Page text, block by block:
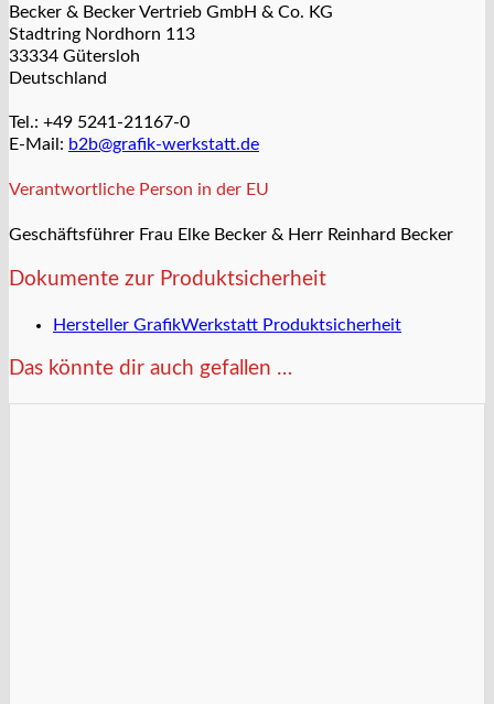
Becker & Becker Vertrieb GmbH & Co. KG
Stadtring Nordhorn 113
33334 Gütersloh
Deutschland
Tel.: +49 5241-21167-0
E-Mail: b2b@grafik-werkstatt.de
Verantwortliche Person in der EU
Geschäftsführer Frau Elke Becker & Herr Reinhard Becker
Dokumente zur Produktsicherheit
Hersteller GrafikWerkstatt Produktsicherheit
Das könnte dir auch gefallen …